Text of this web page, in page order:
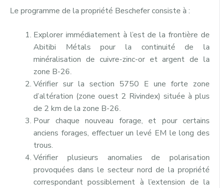
Le programme de la propriété Beschefer consiste à :
Explorer immédiatement à l’est de la frontière de
Abitibi Métals pour la continuité de la
minéralisation de cuivre-zinc-or et argent de la
zone B-26.
Vérifier sur la section 5750 E une forte zone
d’altération (zone ouest 2 Rivindex) située à plus
de 2 km de la zone B-26.
Pour chaque nouveau forage, et pour certains
anciens forages, effectuer un levé EM le long des
trous.
Vérifier plusieurs anomalies de polarisation
provoquées dans le secteur nord de la propriété
correspondant possiblement à l’extension de la